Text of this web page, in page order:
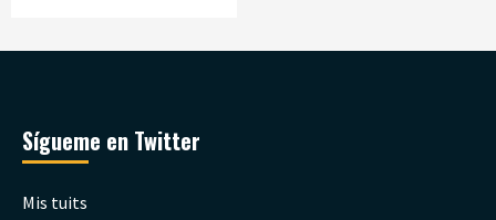
Sígueme en Twitter
Mis tuits